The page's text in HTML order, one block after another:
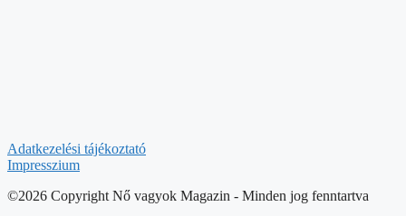
Adatkezelési tájékoztató
Impresszium
©2026 Copyright Nő vagyok Magazin - Minden jog fenntartva